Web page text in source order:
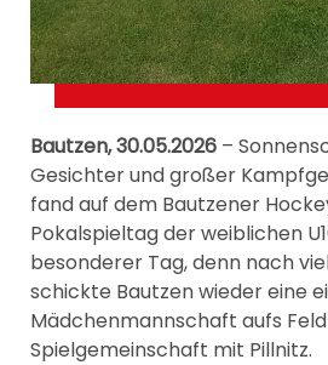
Bautzen, 30.05.2026 –
Gesichter und großer
fand auf dem Bautzener
Pokalspieltag der weiblichen
besonderer Tag, denn nach
schickte Bautzen wieder eine
Mädchenmannschaft aufs
Spielgemeinschaft mit Pillnitz.